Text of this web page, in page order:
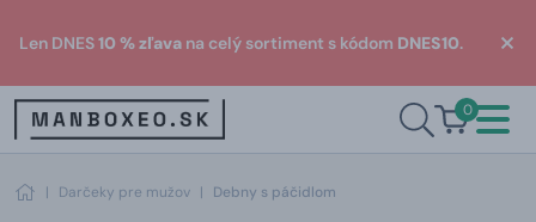
Len DNES10 % zľava na celý sortiment s kódom DNES10.
0
| Darčeky pre mužov | Debny s páčidlom